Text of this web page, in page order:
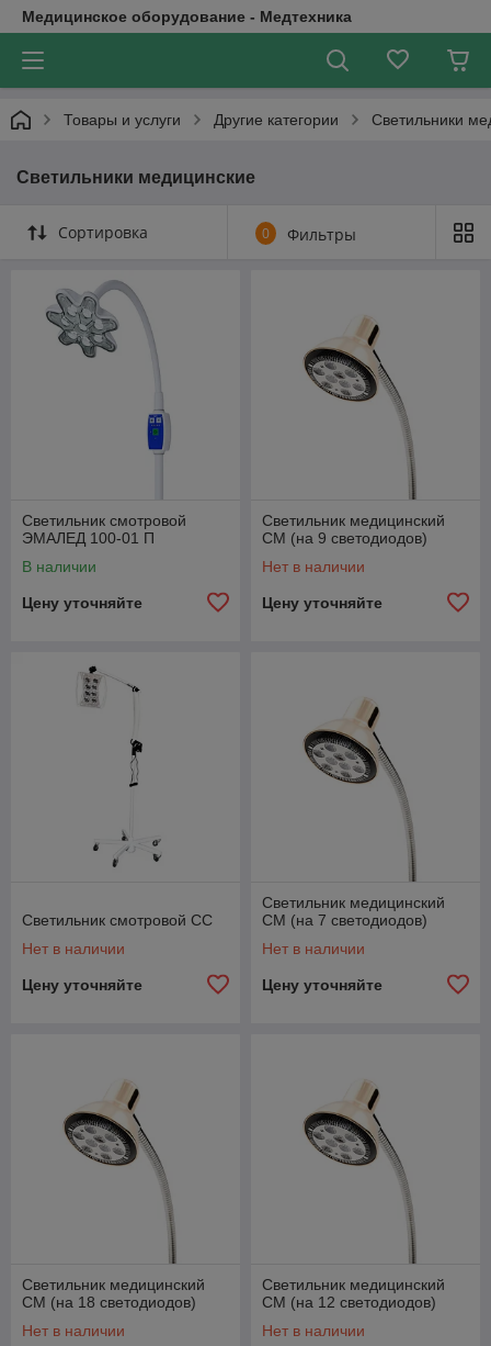
Медицинское оборудование - Медтехника
Товары и услуги Другие категории Светильники
Светильники медицинские
Сортировка 0 Фильтры
Светильник смотровой
ЭМАЛЕД 100-01 П
В наличии
Цену уточняйте
Светильник медицинский
СМ (на 9 светодиодов)
Нет в наличии
Цену уточняйте
Светильник смотровой СС
Нет в наличии
Цену уточняйте
Светильник медицинский
СМ (на 7 светодиодов)
Нет в наличии
Цену уточняйте
Светильник медицинский
СМ (на 18 светодиодов)
Нет в наличии
Светильник медицинский
СМ (на 12 светодиодов)
Нет в наличии